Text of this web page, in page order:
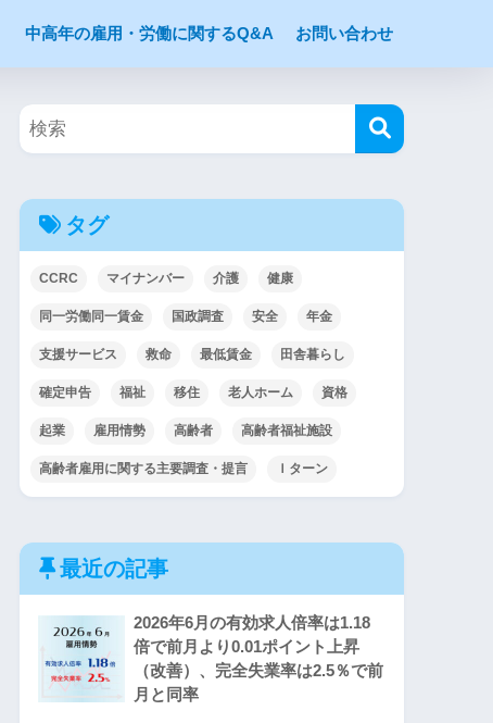
中高年の雇用・労働に関するQ&A お問い合わせ
タグ
CCRC マイナンバー 介護 健康
同一労働同一賃金 国政調査 安全 年金
支援サービス 救命 最低賃金 田舎暮らし
確定申告 福祉 移住 老人ホーム 資格
起業 雇用情勢 高齢者 高齢者福祉施設
高齢者雇用に関する主要調査・提言 Ｉターン
最近の記事
2026年6月の有効求人倍率は1.18
倍で前月より0.01ポイント上昇
（改善）、完全失業率は2.5％で前
月と同率